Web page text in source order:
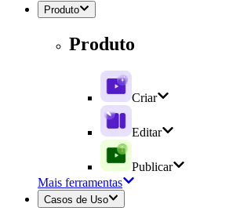
Produto
Produto
Criar
Editar
Publicar
Mais ferramentas
Casos de Uso